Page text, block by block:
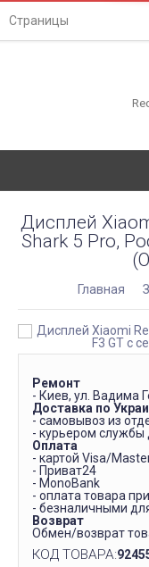
Страницы
Дисплей
Shark 5 Pro,
Главная
Ремонт
- Киев, ул. Вадима
Доставка по
- самовывоз из
- курьером службы
Оплата
- картой Visa/
- Приват24
- MonoBank
- оплата товара
- безналичными
Возврат
Обмен/возврат
КОД ТОВАРА: